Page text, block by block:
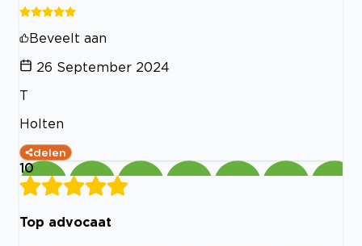
Beveelt aan
26 September 2024
T
Holten
delen
10
Top advocaat